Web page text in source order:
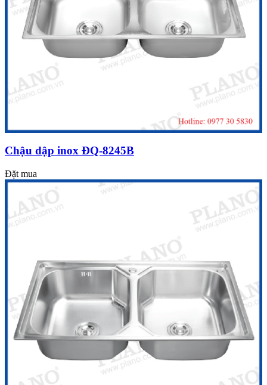
Chậu dập inox ĐQ-8245B
Đặt mua